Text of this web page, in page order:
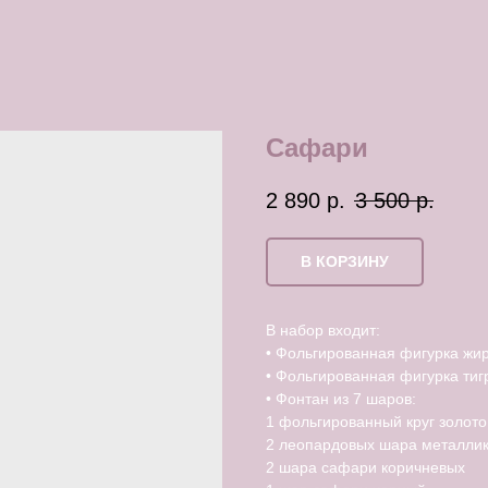
Сафари
2 890 р. 3 500 р.
В КОРЗИНУ
В набор входит:
• Фольгированная фигурка
• Фольгированная фигурка
• Фонтан из 7 шаров:
1 фольгированный круг
2 леопардовых шара
2 шара сафари коричневых